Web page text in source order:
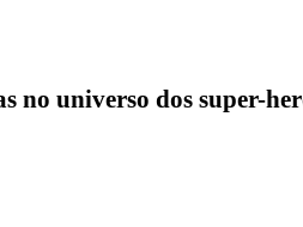
no universo dos super-